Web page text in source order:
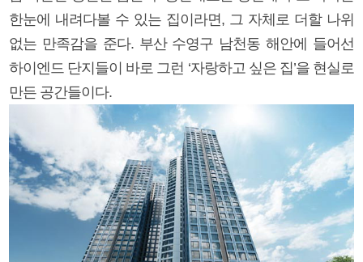
한눈에 내려다볼 수 있는 집이라면, 그 자체로 더할 나위
없는 만족감을 준다. 부산 수영구 남천동 해안에 들어선
하이엔드 단지들이 바로 그런 ‘자랑하고 싶은 집’을 현실로
만든 공간들이다.